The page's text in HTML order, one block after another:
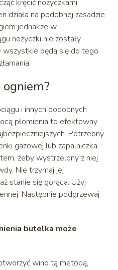
kręcić nożyczkami,
działa na podobnej zasadzie
jednakże w
nożyczki nie zostały
będą się do tego
i innych podobnych
płomienia to efektowny
Potrzebny
gazowej lub zapalniczka.
żeby wystrzelony z niej
Nie trzymaj jej
stanie się gorąca. Użyj
Następnie podgrzewaj
butelka może
wino tą metodą,